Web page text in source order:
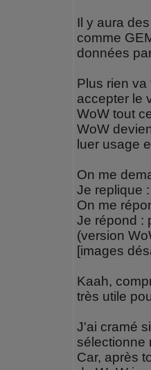
Il y aura
comme
données
Plus rien
accepter le
WoW tout
WoW
luer usage
On me
Je replique
On me
Je répond :
(version
[images
Kaah,
très utile
J'ai cramé
sélectionne
Car, après